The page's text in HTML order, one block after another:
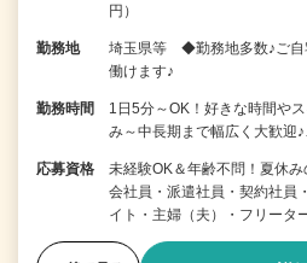
円）
勤務地
埼玉県等 ◆勤務地多数♪ご自
働けます♪
勤務時間
1日5分～OK！好きな時間や
み～中長期まで幅広く大歓迎
応募資格
未経験OK＆年齢不問！夏休
会社員・派遣社員・契約社員
イト・主婦（夫）・フリータ